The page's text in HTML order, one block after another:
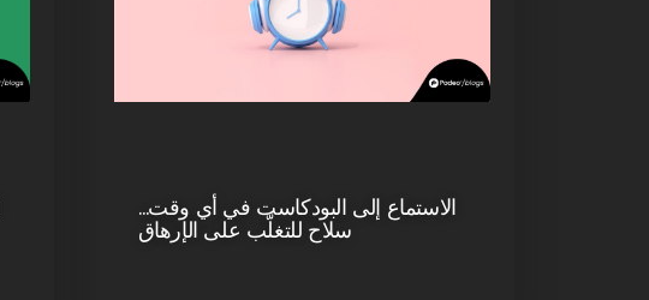
الاستماع إلى البودكاست في أي وقت…
سلاح للتغلّب على الإرهاق